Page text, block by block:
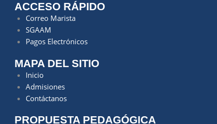
ACCESO RÁPIDO
Correo Marista
SGAAM
Pagos Electrónicos
MAPA DEL SITIO
Inicio
Admisiones
Contáctanos
PROPUESTA PEDAGÓGICA